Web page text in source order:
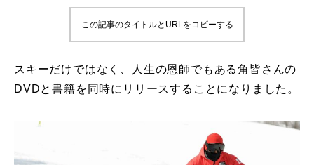
鷲ヶ岳＆高鷲スノーパーク
宮城山形
この記事のタイトルとURLをコピーする
スキーだけではなく、人生の恩師でもある角皆さんの
DVDと書籍を同時にリリースすることになりました。